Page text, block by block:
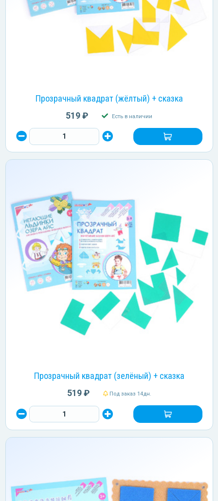
Прозрачный квадрат (жёлтый) + сказка
519 ₽ Есть в наличии
Прозрачный квадрат (зелёный) + сказка
519 ₽ Под заказ 14дн.